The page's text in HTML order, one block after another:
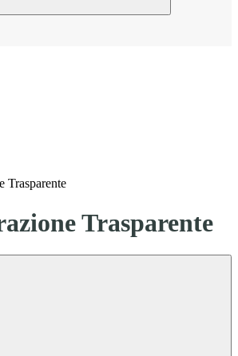
Trasparente
Trasparente